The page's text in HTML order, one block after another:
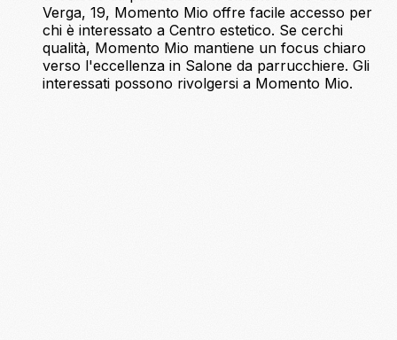
Verga, 19, Momento Mio offre facile accesso per
chi è interessato a Centro estetico. Se cerchi
qualità, Momento Mio mantiene un focus chiaro
verso l'eccellenza in Salone da parrucchiere. Gli
interessati possono rivolgersi a Momento Mio.